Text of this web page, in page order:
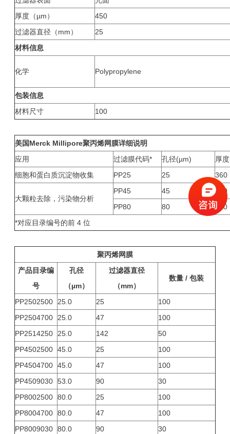
厚度（µm）
450
过滤器直径（mm）
25
材料信息
化学 Polypropylene
包装信息
材料尺寸
100
美国Merck Millipore聚丙烯网膜详细说明
应用
过滤膜代码* 孔径(µm)
厚
细胞和蛋白质沉淀物收集
PP25 25 360
大颗粒去除，污染物分析
PP45 45
430
PP80
80
450
*对应目录编号的前 4 位
聚丙烯网膜
产品目录编
号
孔径
（µm）
过滤器直径
（mm）
数量 / 包装
PP2502500 25.0 25
100
PP2504700 25.0 47
100
PP2514250 25.0 142
50
PP4502500 45.0 25
100
PP4504700 45.0 47
100
PP4509030 53.0 90
30
PP8002500 80.0 25
100
PP8004700 80.0 47
100
PP8009030 80.0 90 30